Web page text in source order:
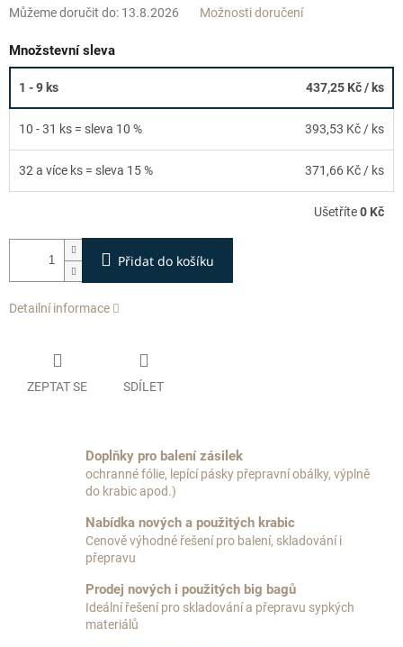
Můžeme doručit do: 13.8.2026 Možnosti doručení
Množstevní sleva
1 - 9 ks 437,25 Kč/ ks
10 - 31 ks = sleva 10 % 393,53 Kč / ks
32 a více ks = sleva 15 % 371,66 Kč / ks
Ušetříte0 Kč
Přidat do košíku
Detailní informace
ZEPTAT SE SDÍLET
Doplňky pro balení zásilek
ochranné fólie, lepící pásky přepravní obálky, výplně
do krabic apod.)
Nabídka nových a použitých krabic
Cenově výhodné řešení pro balení, skladování i
přepravu
Prodej nových i použitých big bagů
Ideální řešení pro skladování a přepravu sypkých
materiálů